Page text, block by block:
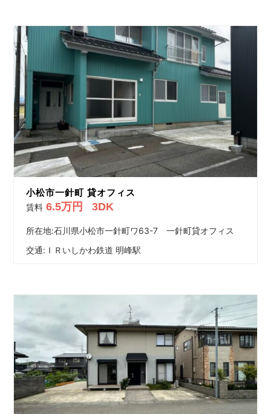
小松市一針町 貸オフィス
賃料 6.5万円 3DK
所在地:石川県小松市一針町ワ63-7 一針町貸オフィス
交通: ＩＲいしかわ鉄道 明峰駅